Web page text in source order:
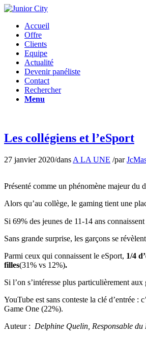
Accueil
Offre
Clients
Equipe
Actualité
Devenir panéliste
Contact
Rechercher
Menu
Les collégiens et l’eSport
27 janvier 2020/dans A LA UNE /par
Présenté comme un phénomène majeur du
Alors qu’au collège, le gaming tient une
Si 69% des jeunes de 11-14 ans
Sans grande surprise, les garçons se
Parmi ceux qui connaissent le eSport, 1/4
filles(31% vs 12%).
Si l’on s’intéresse plus particulièrement aux
YouTube est sans conteste la clé d’entrée
Game One (22%).
Auteur : Delphine Quelin, Responsable